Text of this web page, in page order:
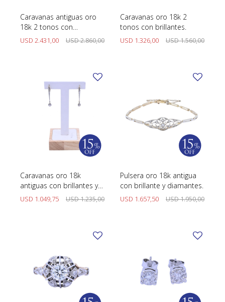
Caravanas antiguas oro
18k 2 tonos con
brillantes.
USD 2.431,00 USD2.860,00
Caravanas oro 18k 2
tonos con brillantes.
USD 1.326,00 USD1.560,00
Caravanas oro 18k
antiguas con brillantes y
diamantes.
USD 1.049,75 USD1.235,00
Pulsera oro 18k antigua
con brillante y diamantes.
USD 1.657,50 USD1.950,00